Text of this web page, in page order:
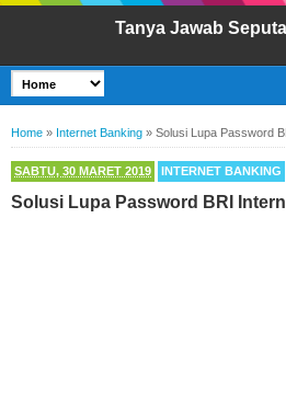
Tanya Jawab
Home » Internet Banking » Solusi Lupa Password
SABTU, 30 MARET 2019 INTERNET BANKING
Solusi Lupa Password BRI